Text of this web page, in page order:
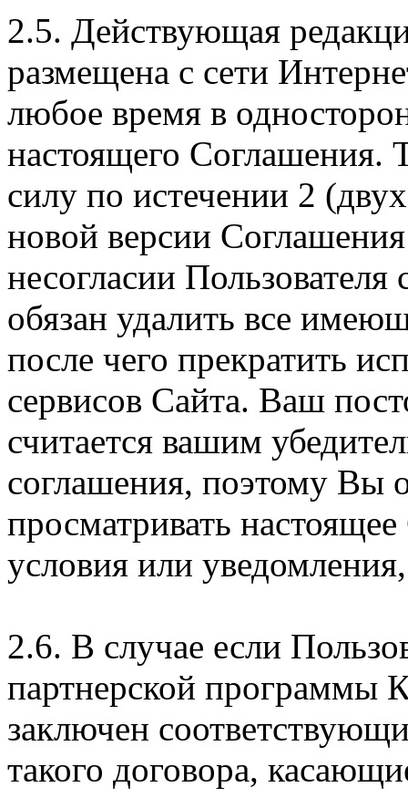
2.5. Действующая
размещена с сети
любое время в
настоящего Соглашения.
силу по истечении 2
новой версии
несогласии
обязан удалить все
после чего прекратить
сервисов Сайта. Ваш
считается вашим
соглашения, поэтому Вы
просматривать
условия или
2.6. В случае если
партнерской программы
заключен
такого договора,